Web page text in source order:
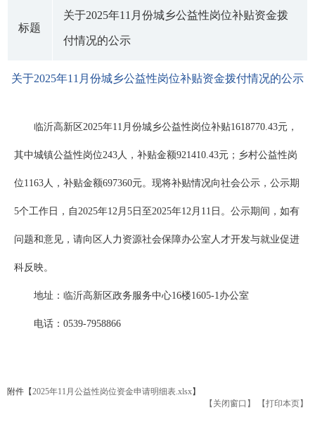
标题
关于2025年11月份城乡公益性岗位补贴资金拨
付情况的公示
关于2025年11月份城乡公益性岗位补贴资金拨付情况的公示
临沂高新区2025年11月份城乡公益性岗位补贴1618770.43元，
其中城镇公益性岗位243人，补贴金额921410.43元；乡村公益性岗
位1163人，补贴金额697360元。现将补贴情况向社会公示，公示期
5个工作日，自2025年12月5日至2025年12月11日。公示期间，如有
问题和意见，请向区人力资源社会保障办公室人才开发与就业促进
科反映。
地址：临沂高新区政务服务中心16楼1605-1办公室
电话：0539-7958866
附件【2025年11月公益性岗位资金申请明细表.xlsx】
【关闭窗口】
【打印本页】